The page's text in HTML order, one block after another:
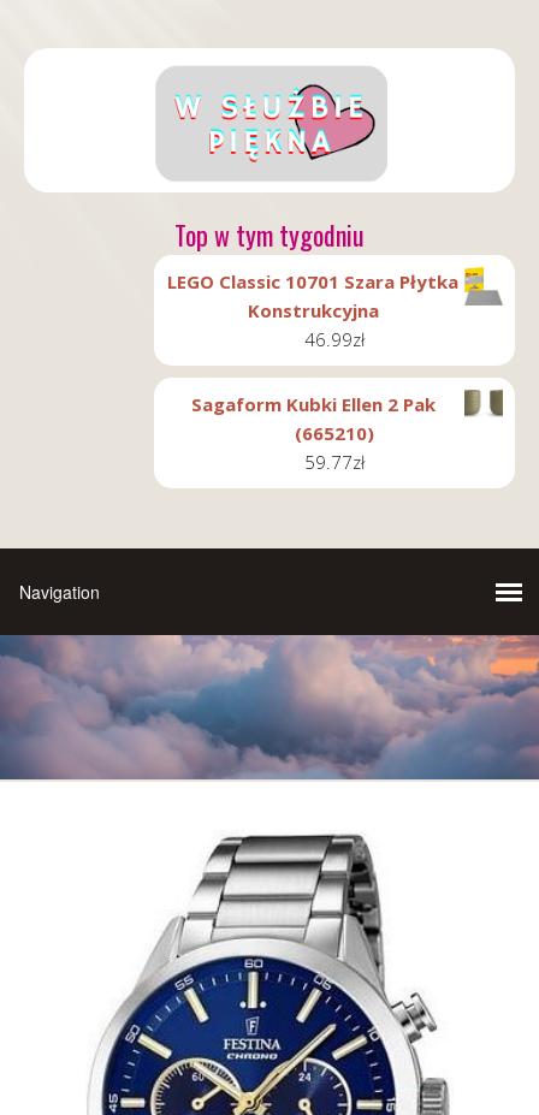
Top w tym tygodniu
LEGO Classic 10701 Szara Płytka
Konstrukcyjna
46.99zł
Sagaform Kubki Ellen 2 Pak
(665210)
59.77zł